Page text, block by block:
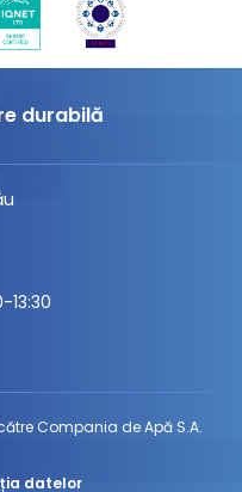
durabilă
13:30
Compania de Apă S.A.
datelor